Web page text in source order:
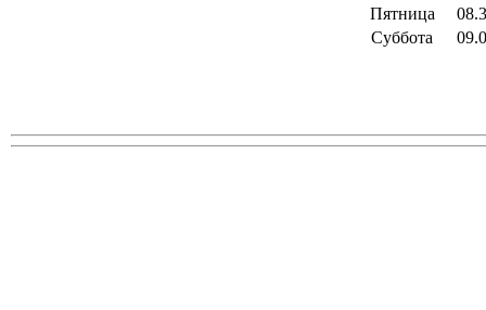
Пятница
Суббота